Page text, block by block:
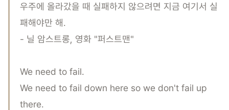
우주에 올라갔을 때 실패하지 않으려면 지금 여기서 실
패해야만 해.
- 닐 암스트롱, 영화 "퍼스트맨"
We need to fail.
We need to fail down here so we don't fail up
there.